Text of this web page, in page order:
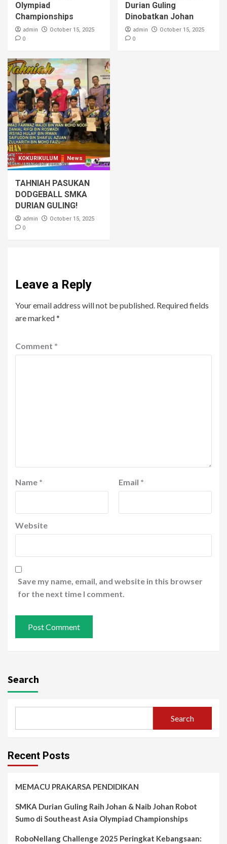
Olympiad
Championships
admin October 15, 2025
0
Durian Guling
Dinobatkan Johan
admin October 15, 2025
0
KOKURIKULUM News
TAHNIAH PASUKAN
DODGEBALL SMKA
DURIAN GULING!
admin October 15, 2025
0
Leave a Reply
Your email address will not be published. Required fields
are marked*
Comment *
Name * Email *
Website
Save my name, email, and website in this browser
for the next time I comment.
Search
Search
Recent Posts
MEMACU PRAKARSA PENDIDIKAN
SMKA Durian Guling Raih Johan & Naib Johan Robot
Sumo di Southeast Asia Olympiad Championships
RoboNellang Challenge 2025 Peringkat Kebangsaan: